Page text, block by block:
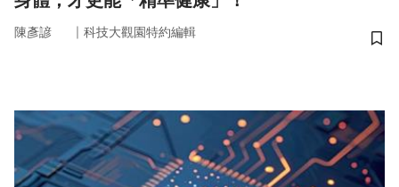
陳彥諺 ｜ 科技大觀園特約編輯
儲